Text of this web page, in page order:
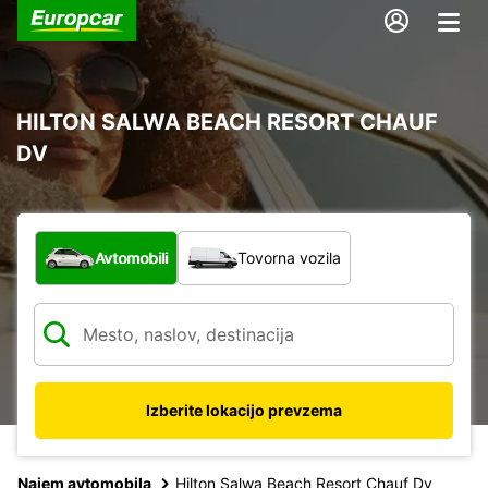
HILTON SALWA BEACH RESORT CHAUF
DV
Katera vrsta vozila?
Avtomobili Tovorna vozila
Izberite lokacijo prevzema
Najem avtomobila Hilton Salwa Beach Resort Chauf Dv